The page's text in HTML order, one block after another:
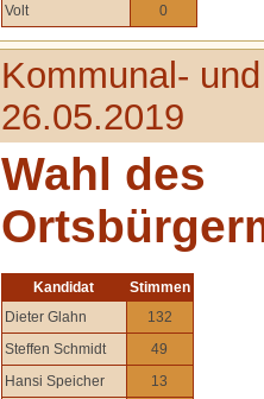
Volt
0
Kommunal-
26.05.2019
Wahl des
Kandidat
Stimmen
Dieter Glahn
132
Steffen Schmidt
49
Hansi Speicher
13